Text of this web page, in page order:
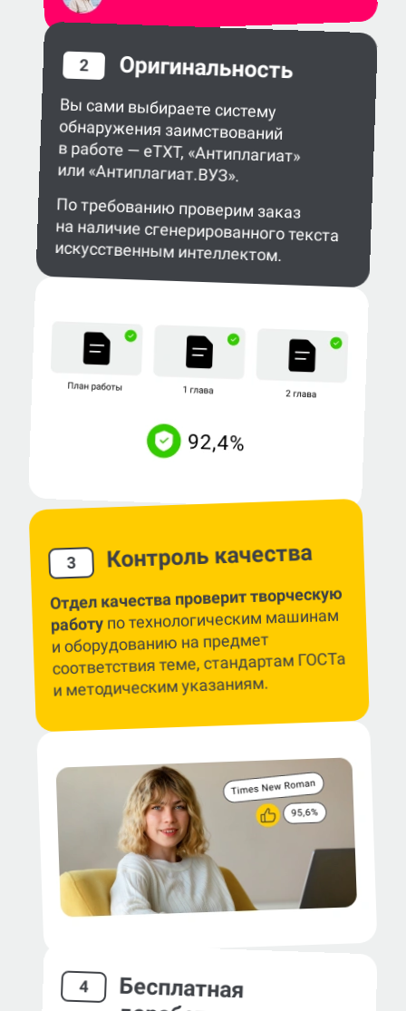
2 Оригинальность
Вы сами выбираете систему
обнаружения заимствований
в работе — eTXT, «Антиплагиат»
или «Антиплагиат.ВУЗ».
По требованию проверим заказ
на наличие сгенерированного текста
искусственным интеллектом.
3 Контроль качества
Отдел качества проверит творческую
работупо технологическим машинам
и оборудованию на предмет
соответствия теме, стандартам ГОСТа
и методическим указаниям.
4 Бесплатная